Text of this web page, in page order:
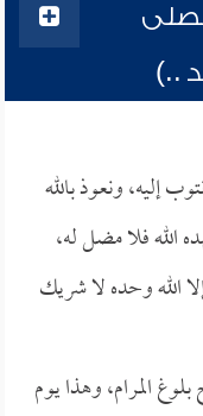
..)
إليه، ونعوذ بالله
الله فلا مضل له،
الله وحده لا شريك
شرح بلوغ المرام، وهذا يوم